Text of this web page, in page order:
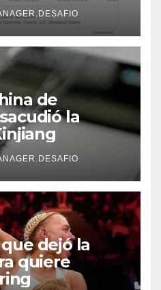
de
la
dejó la
quiere